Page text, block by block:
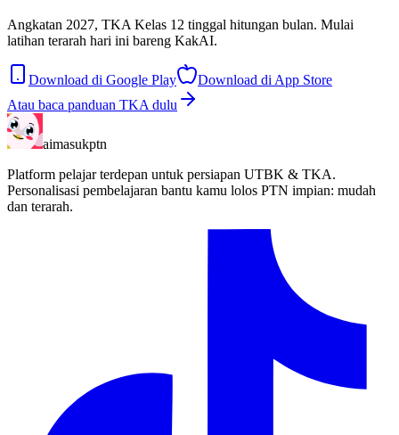
Angkatan 2027, TKA Kelas 12 tinggal hitungan bulan. Mulai
latihan terarah hari ini bareng KakAI.
Download di Google Play
Download di App Store
Atau baca panduan TKA dulu
aimasukptn
Platform pelajar terdepan untuk persiapan UTBK & TKA.
Personalisasi pembelajaran bantu kamu lolos PTN impian: mudah
dan terarah.